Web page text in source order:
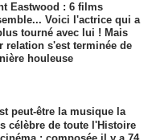
Eastwood : 6 films
Voici l'actrice qui a
tourné avec lui ! Mais
relation s'est terminée de
houleuse
peut-être la musique la
célèbre de toute l'Histoire